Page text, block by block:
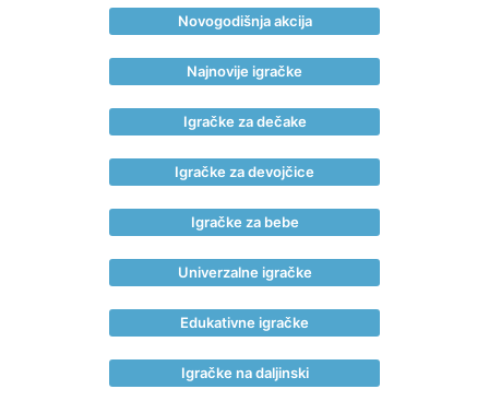
Novogodišnja akcija
Najnovije igračke
Igračke za dečake
Igračke za devojčice
Igračke za bebe
Univerzalne igračke
Edukativne igračke
Igračke na daljinski